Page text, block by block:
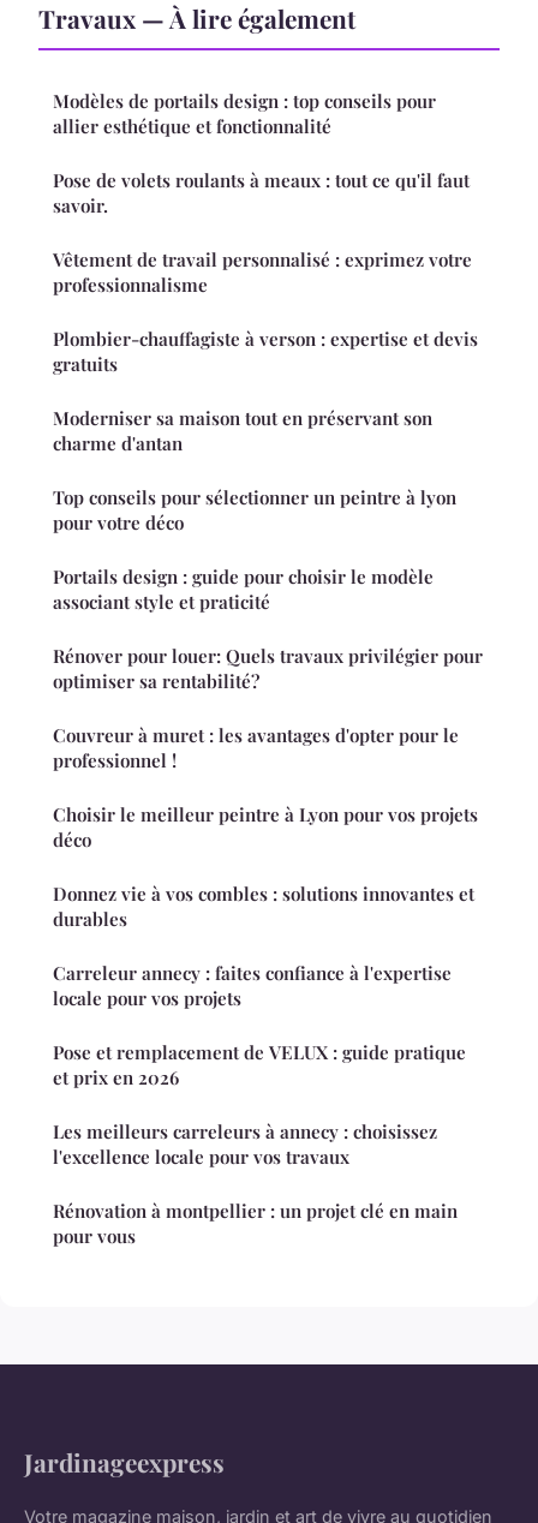
Travaux — À lire également
Modèles de portails design : top conseils pour
allier esthétique et fonctionnalité
Pose de volets roulants à meaux : tout ce qu'il faut
savoir.
Vêtement de travail personnalisé : exprimez votre
professionnalisme
Plombier-chauffagiste à verson : expertise et devis
gratuits
Moderniser sa maison tout en préservant son
charme d'antan
Top conseils pour sélectionner un peintre à lyon
pour votre déco
Portails design : guide pour choisir le modèle
associant style et praticité
Rénover pour louer: Quels travaux privilégier pour
optimiser sa rentabilité?
Couvreur à muret : les avantages d'opter pour le
professionnel !
Choisir le meilleur peintre à Lyon pour vos projets
déco
Donnez vie à vos combles : solutions innovantes et
durables
Carreleur annecy : faites confiance à l'expertise
locale pour vos projets
Pose et remplacement de VELUX : guide pratique
et prix en 2026
Les meilleurs carreleurs à annecy : choisissez
l'excellence locale pour vos travaux
Rénovation à montpellier : un projet clé en main
pour vous
Jardinageexpress
Votre magazine maison, jardin et art de vivre au quotidien